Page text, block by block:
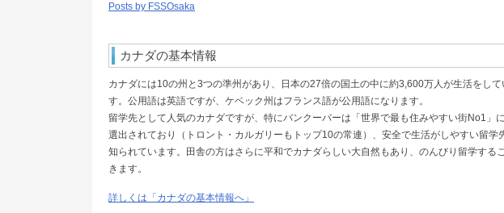
2025.9.24 誰でも簡単に数万～20万円の高校留学費用を節約する方法
2025.6.9 祝！Youtube動画が500万回再生の金字塔
Posts by FSSOsaka
カナダの基本情報
カナダには10の州と3つの準州があり、日本の27倍の国土の中に約3,600万人が生活をして
す。公用語は英語ですが、ケベック州はフランス語が公用語になります。
留学先として人気のカナダですが、特にバンクーバーは「世界で最も住みやすい街No1」
選出されており（トロント・カルガリーもトップ10の常連）、安全で生活がしやすい留学
知られています。田舎の方はさらに平和でカナダらしい大自然もあり、のんびり留学する
きます。
詳しくは「カナダの基本情報へ」